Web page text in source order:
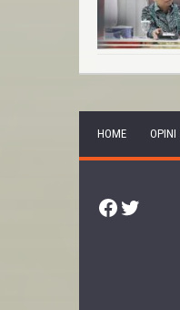
HOME OPINI
Facebook
Twitter